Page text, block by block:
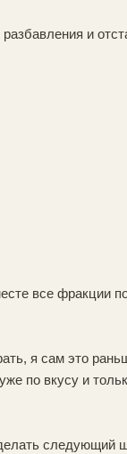
и
все фракции
я сам это
по вкусу и
следующий